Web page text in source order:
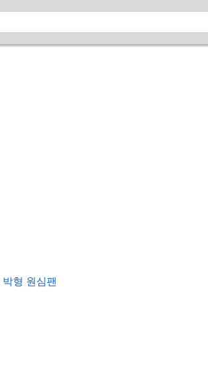
박형 원심팬